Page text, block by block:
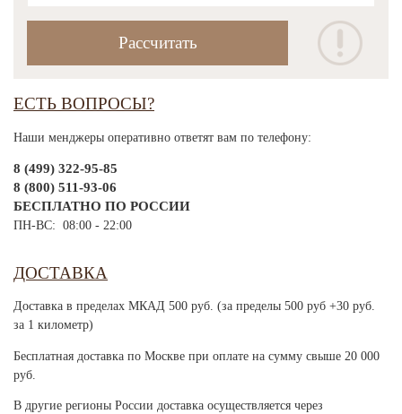
ЕСТЬ ВОПРОСЫ?
Наши менджеры оперативно ответят вам по телефону:
8 (499) 322-95-85
8 (800) 511-93-06
БЕСПЛАТНО ПО РОССИИ
ПН-ВС: 08:00 - 22:00
ДОСТАВКА
Доставка в пределах МКАД 500 руб. (за пределы 500 руб +30 руб.
за 1 километр)
Бесплатная доставка по Москве при оплате на сумму свыше 20 000
руб.
В другие регионы России доставка осуществляется через